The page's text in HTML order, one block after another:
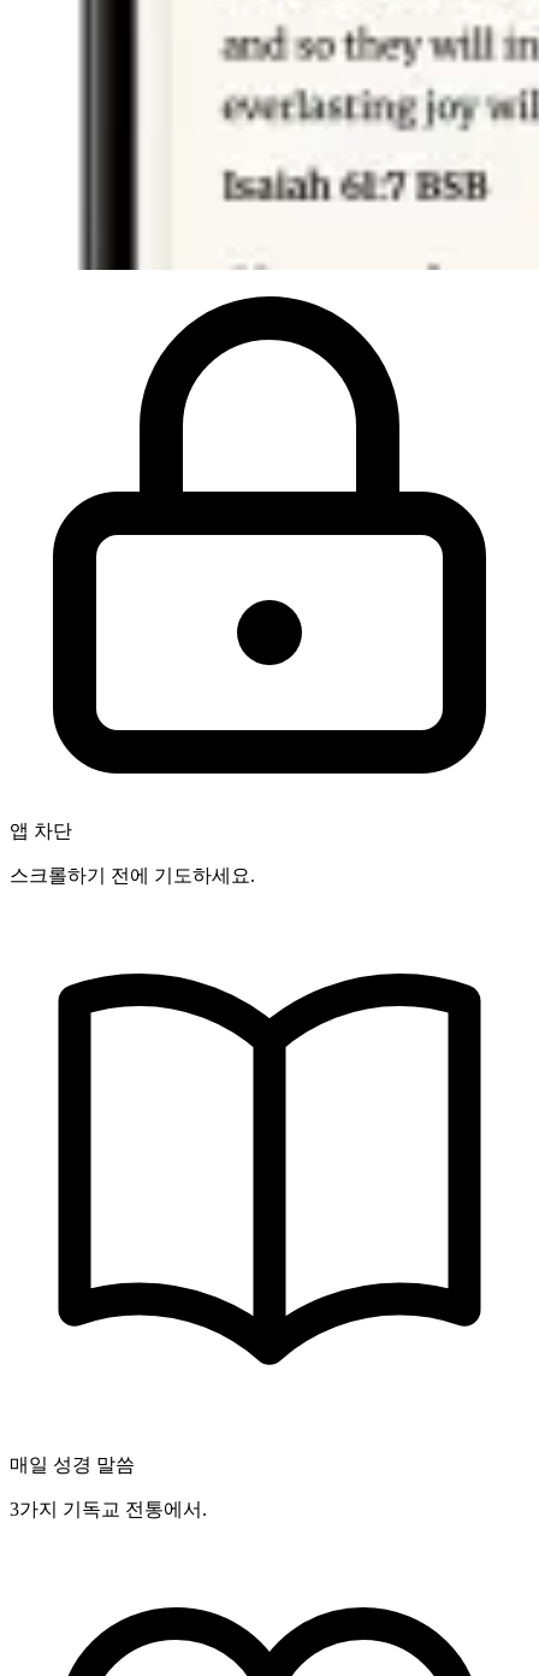
앱 차단
스크롤하기 전에 기도하세요.
매일 성경 말씀
3가지 기독교 전통에서.